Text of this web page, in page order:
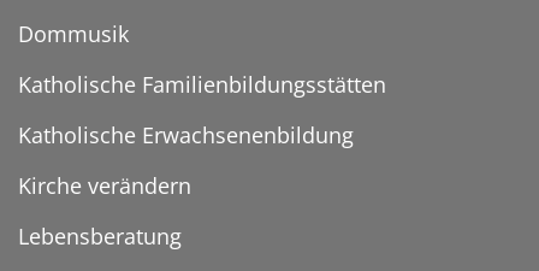
Dommusik
Katholische Familienbildungsstätten
Katholische Erwachsenenbildung
Kirche verändern
Lebensberatung